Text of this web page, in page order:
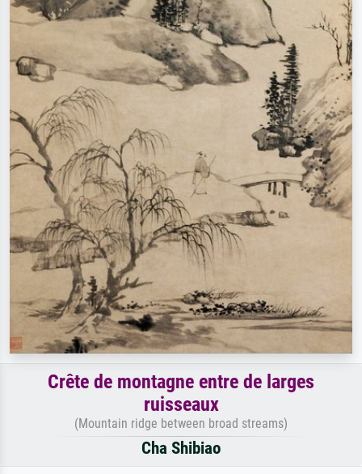
Crête de montagne entre de larges
ruisseaux
(Mountain ridge between broad streams)
Cha Shibiao